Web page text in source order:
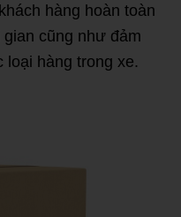
hàng hoàn toàn
cũng như đảm
loại hàng trong xe.